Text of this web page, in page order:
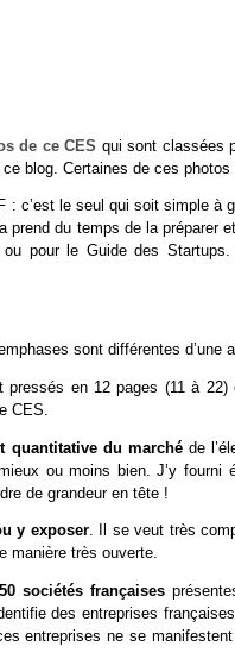
de ce CES qui sont classées
blog. Certaines de ces photos
c’est le seul qui soit simple à
du temps de la préparer
pour le Guide des
sont différentes d’une
pressés en 12 pages (11 à
CES.
quantitative du marchéde
ou moins bien. J’y
de grandeur en tête !
y exposer. Il se veut très
manière très ouverte.
sociétés françaises
des entreprises
entreprises ne se